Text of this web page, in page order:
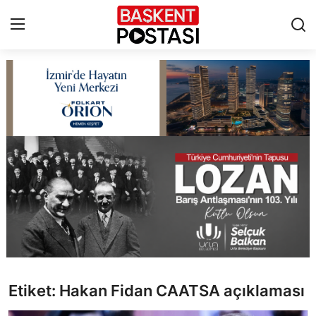
Çerez Politikası
Künye
Ankara
TBMM
Cumhurbaşkanlığı
Etiket: Hakan Fidan CAATSA açıklaması